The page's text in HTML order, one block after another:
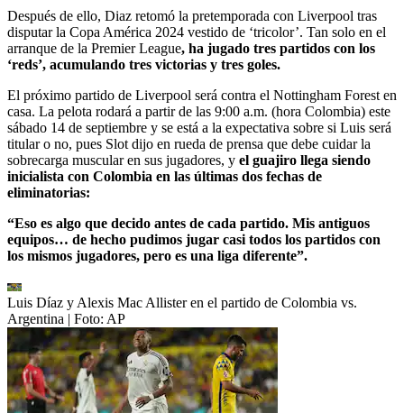
Después de ello, Diaz retomó la pretemporada con Liverpool tras
disputar la Copa América 2024 vestido de ‘tricolor’. Tan solo en el
arranque de la Premier League, ha jugado tres partidos con los
‘reds’, acumulando tres victorias y tres goles.
El próximo partido de Liverpool será contra el Nottingham Forest en
casa. La pelota rodará a partir de las 9:00 a.m. (hora Colombia) este
sábado 14 de septiembre y se está a la expectativa sobre si Luis será
titular o no, pues Slot dijo en rueda de prensa que debe cuidar la
sobrecarga muscular en sus jugadores, y el guajiro llega siendo
inicialista con Colombia en las últimas dos fechas de
eliminatorias:
“Eso es algo que decido antes de cada partido. Mis antiguos
equipos… de hecho pudimos jugar casi todos los partidos con
los mismos jugadores, pero es una liga diferente”.
Luis Díaz y Alexis Mac Allister en el partido de Colombia vs.
Argentina | Foto: AP